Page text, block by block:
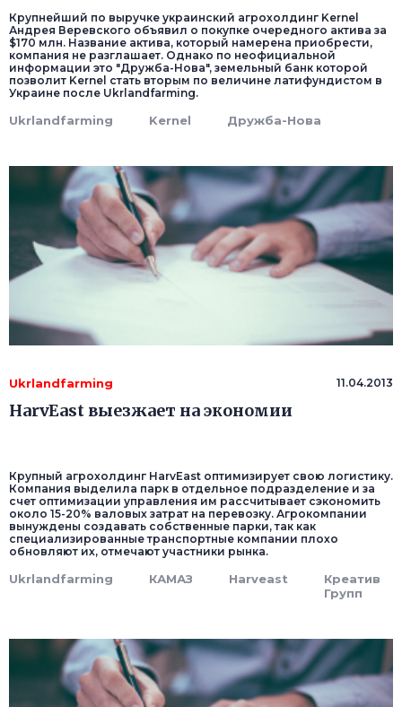
Крупнейший по выручке украинский агрохолдинг Kernel
Андрея Веревского объявил о покупке очередного актива за
$170 млн. Название актива, который намерена приобрести,
компания не разглашает. Однако по неофициальной
информации это "Дружба-Нова", земельный банк которой
позволит Kernel стать вторым по величине латифундистом в
Украине после Ukrlandfarming.
Ukrlandfarming Kernel Дружба-Нова
Ukrlandfarming 11.04.2013
HarvEast выезжает на экономии
Крупный агрохолдинг HarvEast оптимизирует свою логистику.
Компания выделила парк в отдельное подразделение и за
счет оптимизации управления им рассчитывает сэкономить
около 15-20% валовых затрат на перевозку. Агрокомпании
вынуждены создавать собственные парки, так как
специализированные транспортные компании плохо
обновляют их, отмечают участники рынка.
Ukrlandfarming КАМАЗ Harveast
Креатив
Групп